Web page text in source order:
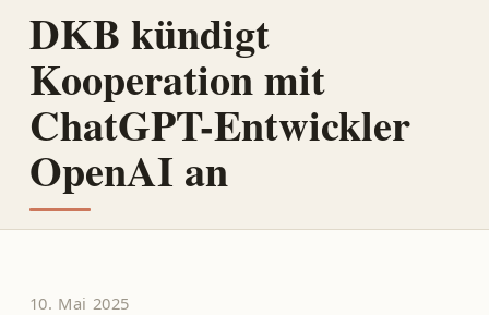
DKB kündigt
Kooperation mit
ChatGPT-Entwickler
OpenAI an
10. Mai 2025